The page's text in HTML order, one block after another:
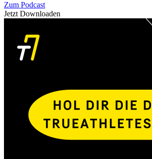
Zum Podcast
Jetzt Downloaden